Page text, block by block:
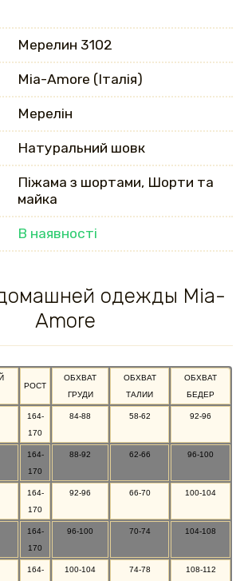
Мерелин 3102
Mia-Amore (Італія)
Мерелін
Натуральний шовк
Піжама з шортами, Шорти та
майка
В наявності
одежды Mia-
Amore
РОСТ
ОБХВАТ
ГРУДИ
ОБХВАТ
ТАЛИИ
ОБХВАТ
БЕДЕР
164-
170
84-88 58-62 92-96
164-
170
88-92 62-66 96-100
164-
170
92-96 66-70 100-104
164-
170
96-100 70-74 104-108
164- 100-104 74-78 108-112